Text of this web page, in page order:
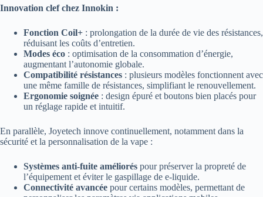
Innovation clef chez Innokin :
Fonction Coil+ : prolongation de la durée de vie des résistances,
réduisant les coûts d’entretien.
Modes éco : optimisation de la consommation d’énergie,
augmentant l’autonomie globale.
Compatibilité résistances : plusieurs modèles fonctionnent avec
une même famille de résistances, simplifiant le renouvellement.
Ergonomie soignée : design épuré et boutons bien placés pour
un réglage rapide et intuitif.
En parallèle, Joyetech innove continuellement, notamment dans la
sécurité et la personnalisation de la vape :
Systèmes anti-fuite améliorés pour préserver la propreté de
l’équipement et éviter le gaspillage de e-liquide.
Connectivité avancée pour certains modèles, permettant de